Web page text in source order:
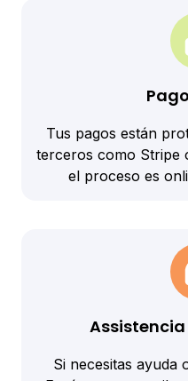
Tus pagos están
terceros como Stripe
el proceso es
Si necesitas ayuda